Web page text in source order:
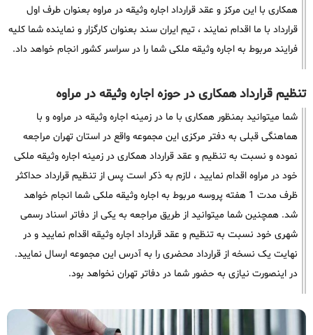
همکاری با این مرکز و عقد قرارداد اجاره وثیقه در مراوه بعنوان طرف اول
قرارداد با ما اقدام نمایند ، تیم ایران سند بعنوان کارگزار و نماینده شما کلیه
فرایند مربوط به اجاره وثیقه ملکی شما را در سراسر کشور انجام خواهد داد.
تنظیم قرارداد همکاری در حوزه اجاره وثیقه در مراوه
شما میتوانید بمنظور همکاری با ما در زمینه اجاره وثیقه در مراوه و با
هماهنگی قبلی به دفتر مرکزی این مجموعه واقع در استان تهران مراجعه
نموده و نسبت به تنظیم و عقد قرارداد همکاری در زمینه اجاره وثیقه ملکی
خود در مراوه اقدام نمایید ، لازم به ذکر است پس از تنظیم قرارداد حداکثر
ظرف مدت 1 هفته پروسه مربوط به اجاره وثیقه ملکی شما انجام خواهد
شد. همچنین شما میتوانید از طریق مراجعه به یکی از دفاتر اسناد رسمی
شهری خود نسبت به تنظیم و عقد قرارداد اجاره وثیقه اقدام نمایید و در
نهایت یک نسخه از قرارداد محضری را به آدرس این مجموعه ارسال نمایید.
در اینصورت نیازی به حضور شما در دفاتر تهران نخواهد بود.